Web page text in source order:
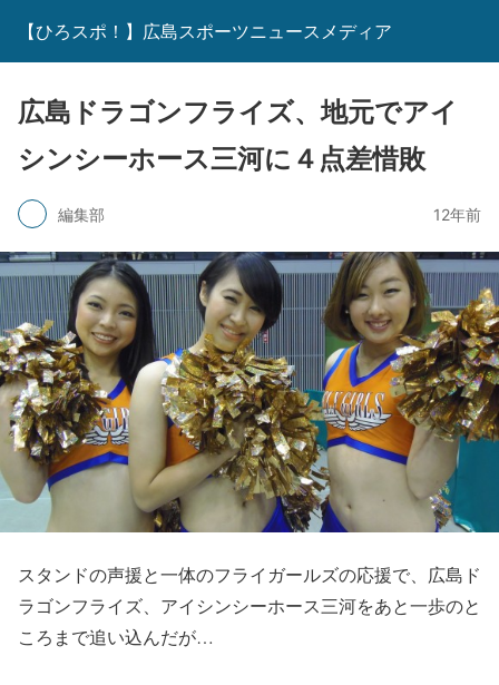
【ひろスポ！】広島スポーツニュースメディア
広島ドラゴンフライズ、地元でアイ
シンシーホース三河に４点差惜敗
編集部 12年前
スタンドの声援と一体のフライガールズの応援で、広島ド
ラゴンフライズ、アイシンシーホース三河をあと一歩のと
ころまで追い込んだが…